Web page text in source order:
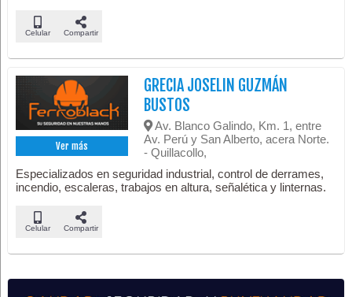
Celular Compartir
Ver más
GRECIA JOSELIN GUZMÁN
BUSTOS
Av. Blanco Galindo, Km. 1, entre
Av. Perú y San Alberto, acera Norte.
- Quillacollo,
Especializados en seguridad industrial, control de derrames,
incendio, escaleras, trabajos en altura, señalética y linternas.
Celular Compartir